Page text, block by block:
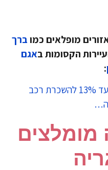
מופלאים כמוברך
הקסומות באגם
עד 13% להשכרת רכב
מומלצים